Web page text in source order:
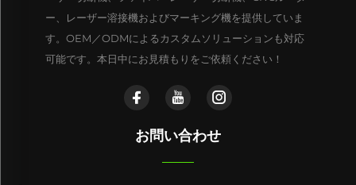
ー、レーザー溶接機およびマーキング機を提供していま
す。OEM／ODMによるカスタムソリューションも対応
可能です。本日中にお見積もりをご依頼ください！
お問い合わせ